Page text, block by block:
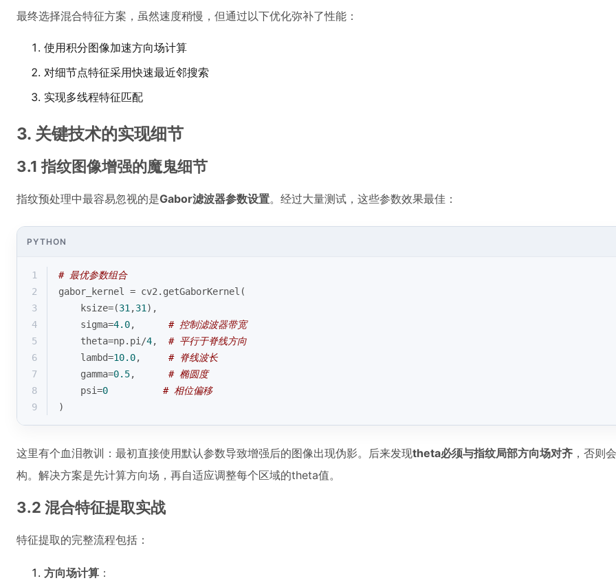
最终选择混合特征方案，虽然速度稍慢，但通过以下优化弥补了性能：
使用积分图像加速方向场计算
对细节点特征采用快速最近邻搜索
实现多线程特征匹配
3. 关键技术的实现细节
3.1 指纹图像增强的魔鬼细节
指纹预处理中最容易忽视的是Gabor滤波器参数设置。经过大量测试，这些参数效果最佳：
PYTHON
1
# 最优参数组合
2
gabor_kernel = cv2.getGaborKernel(
3
    ksize=(
31 ,31 ),
4
    sigma=
4.0, # 控制滤波器带宽
5
    theta=np.pi/
4, # 平行于脊线方向
6
    lambd=
10.0, # 脊线波长
7
    gamma=
0.5, # 椭圆度
8
    psi=
0
# 相位偏移
9
)
这里有个血泪教训：最初直接使用默认参数导致增强后的图像出现伪影。后来发现theta必须与指纹局部方向场对齐 ，否则
构。解决方案是先计算方向场，再自适应调整每个区域的theta值。
3.2 混合特征提取实战
特征提取的完整流程包括：
方向场计算 ：